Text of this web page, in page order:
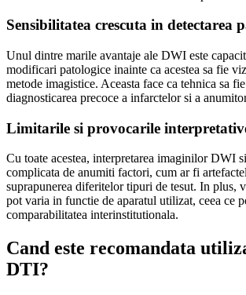
Sensibilitatea crescuta in detectarea
Unul dintre marile avantaje ale DWI este
modificari patologice inainte ca acestea sa fie
metode imagistice. Aceasta face ca tehnica sa
diagnosticarea precoce a infarctelor si a
Limitarile si provocarile
Cu toate acestea, interpretarea imaginilor DWI
complicata de anumiti factori, cum ar fi
suprapunerea diferitelor tipuri de tesut. In plus,
pot varia in functie de aparatul utilizat, ceea ce
comparabilitatea interinstitutionala.
Cand este recomandata
DTI?